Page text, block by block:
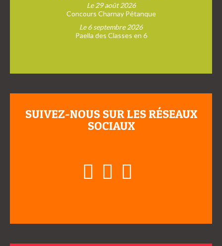
Le 29 août 2026
Concours Charnay Pétanque
Le 6 septembre 2026
Paella des Classes en 6
SUIVEZ-NOUS SUR LES RÉSEAUX
SOCIAUX